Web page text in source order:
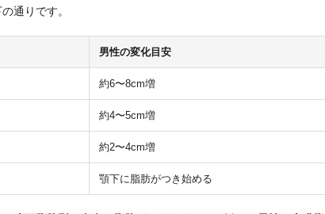
通りです。
男性の変化目安
約6〜8cm増
約4〜5cm増
約2〜4cm増
顎下に脂肪がつき始める